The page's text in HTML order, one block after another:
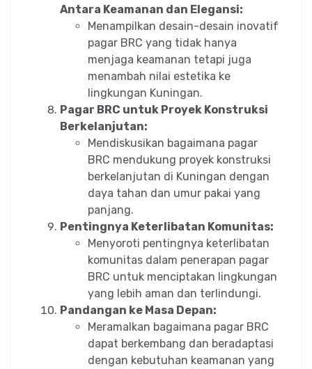
Antara Keamanan dan Elegansi:
Menampilkan desain-desain inovatif
pagar BRC yang tidak hanya
menjaga keamanan tetapi juga
menambah nilai estetika ke
lingkungan Kuningan.
Pagar BRC untuk Proyek Konstruksi
Berkelanjutan:
Mendiskusikan bagaimana pagar
BRC mendukung proyek konstruksi
berkelanjutan di Kuningan dengan
daya tahan dan umur pakai yang
panjang.
Pentingnya Keterlibatan Komunitas:
Menyoroti pentingnya keterlibatan
komunitas dalam penerapan pagar
BRC untuk menciptakan lingkungan
yang lebih aman dan terlindungi.
Pandangan ke Masa Depan:
Meramalkan bagaimana pagar BRC
dapat berkembang dan beradaptasi
dengan kebutuhan keamanan yang